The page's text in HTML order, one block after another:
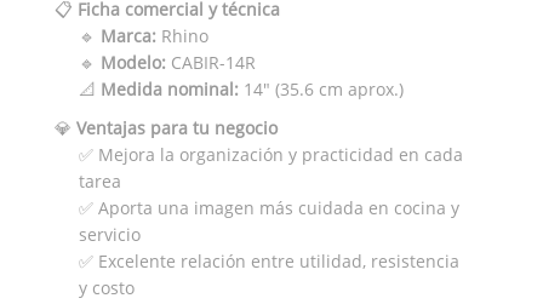
📋 Ficha comercial y técnica
🔹 Marca: Rhino
🔹 Modelo: CABIR-14R
📐 Medida nominal: 14" (35.6 cm aprox.)
💎 Ventajas para tu negocio
✅ Mejora la organización y practicidad en cada
tarea
✅ Aporta una imagen más cuidada en cocina y
servicio
✅ Excelente relación entre utilidad, resistencia
y costo